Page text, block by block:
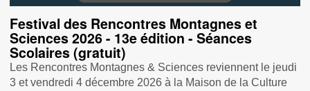
Festival des Rencontres Montagnes et
Sciences 2026 - 13e édition - Séances
Scolaires (gratuit)
Les Rencontres Montagnes & Sciences reviennent le jeudi
3 et vendredi 4 décembre 2026 à la Maison de la Culture